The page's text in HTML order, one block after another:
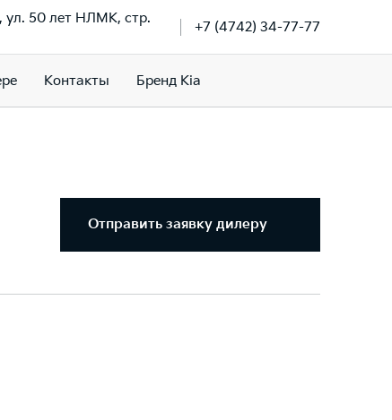
ул. 50 лет НЛМК, стр.
+7 (4742) 34-77-77
Контакты Бренд Kia
Отправить заявку дилеру